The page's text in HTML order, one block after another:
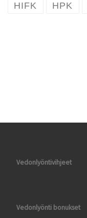
HIFK HPK
Vedonlyöntivihjeet
Vedonlyönti bonukset